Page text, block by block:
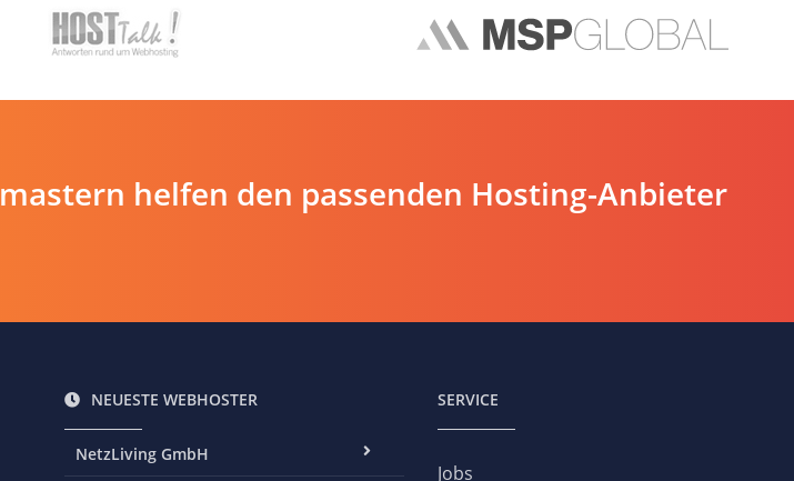
helfen den passenden Hosting-Anbieter
NEUESTE WEBHOSTER
NetzLiving GmbH
SERVICE
Jobs